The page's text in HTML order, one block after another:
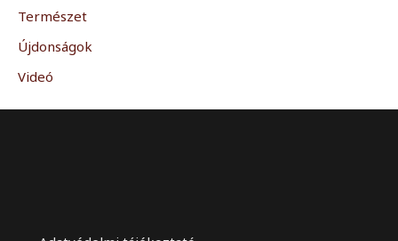
Természet
Újdonságok
Videó